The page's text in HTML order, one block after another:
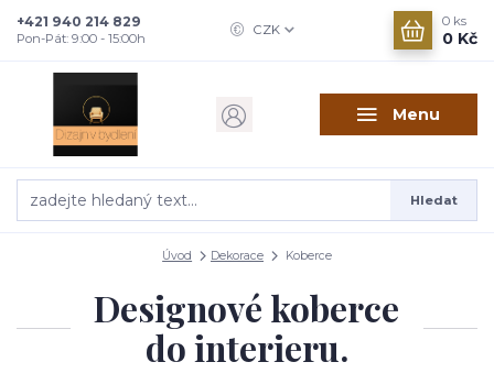
Menu
CZK
Hledat
+421 940 214 829
Pon-Pát: 9:00 - 15:00h
0 ks
0 Kč
Úvod Dekorace Koberce
Designové koberce
do interieru.